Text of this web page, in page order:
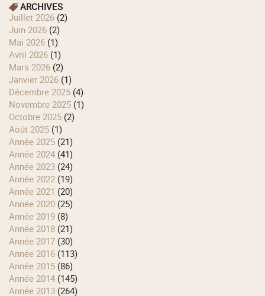
ARCHIVES
juillet 2026 (2)
juin 2026 (2)
mai 2026 (1)
avril 2026 (1)
mars 2026 (2)
janvier 2026 (1)
décembre 2025 (4)
novembre 2025 (1)
octobre 2025 (2)
août 2025 (1)
année 2025 (21)
année 2024 (41)
année 2023 (24)
année 2022 (19)
année 2021 (20)
année 2020 (25)
année 2019 (8)
année 2018 (21)
année 2017 (30)
année 2016 (113)
année 2015 (86)
année 2014 (145)
année 2013 (264)